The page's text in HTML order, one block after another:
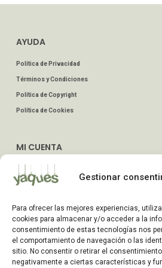
Gestionar
Para ofrecer las mejores experiencias,
cookies para almacenar y/o acceder a la
consentimiento de estas tecnologías nos
el comportamiento de navegación o las
sitio. No consentir o retirar el
negativamente a ciertas características y
AYUDA
Política de Privacidad
Términos y Condiciones
Política de Copyright
Política de Cookies
MI CUENTA
Dirección de Envío
Preguntas Frecuentes
ATENCIÓN AL CLIENTE